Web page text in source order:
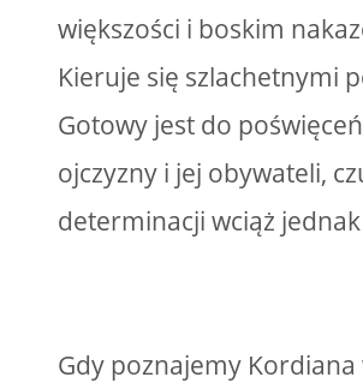
większości i boskim
Kieruje się szlachetnymi
Gotowy jest do
ojczyzny i jej obywateli,
determinacji wciąż
Gdy poznajemy